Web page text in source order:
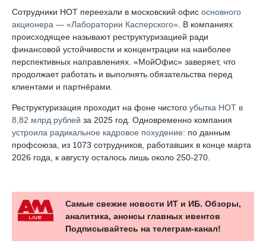
Сотрудники НОТ переехали в московский офис основного
акционера — «Лаборатории Касперского» . В компаниях
происходящее называют реструктуризацией ради
финансовой устойчивости и концентрации на наиболее
перспективных направлениях. «МойОфис» заверяет, что
продолжает работать и выполнять обязательства перед
клиентами и партнёрами.
Реструктуризация проходит на фоне чистого убытка НОТ в
8,82 млрд рублей за 2025 год. Одновременно компания
устроила радикальное кадровое похудение: по данным
профсоюза, из 1073 сотрудников, работавших в конце марта
2026 года, к августу осталось лишь около 250-270.
Самые свежие новости ИТ и ИБ. Обзоры,
аналитика, анонсы главных ивентов
Подписывайтесь на телеграм-канал!